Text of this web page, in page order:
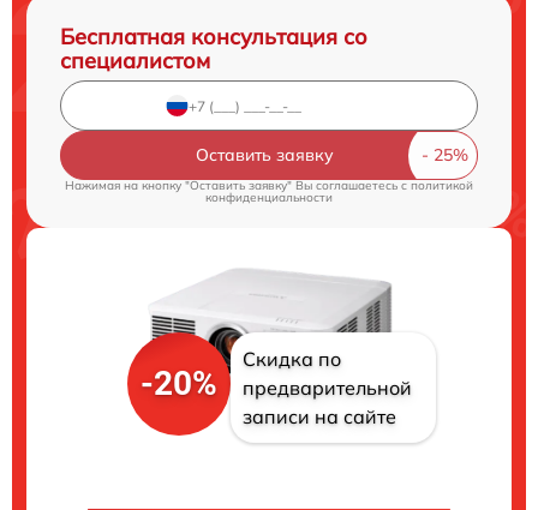
Бесплатная консультация со
специалистом
Оставить заявку
Нажимая на кнопку "Оставить заявку" Вы соглашаетесь c политикой
конфиденциальности
-20%
Скидка по
предварительной
записи на сайте